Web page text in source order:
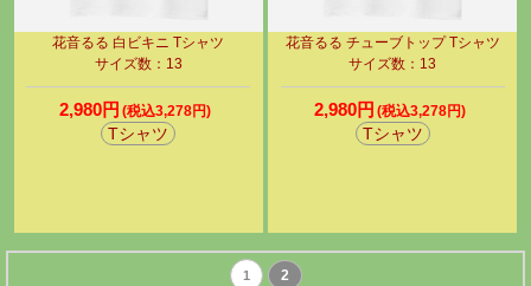
花音るる 白ビキニ Tシャツ
サイズ数：13
2,980円 (税込3,278円)
Tシャツ
花音るる チューブトップ Tシャツ
サイズ数：13
2,980円 (税込3,278円)
Tシャツ
1 2